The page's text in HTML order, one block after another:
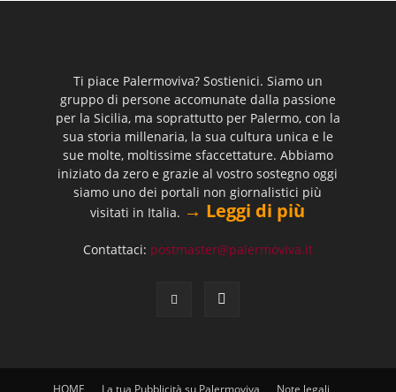
Ti piace Palermoviva? Sostienici. Siamo un
gruppo di persone accomunate dalla passione
per la Sicilia, ma soprattutto per Palermo, con la
sua storia millenaria, la sua cultura unica e le
sue molte, moltissime sfaccettature. Abbiamo
iniziato da zero e grazie al vostro sostegno oggi
siamo uno dei portali non giornalistici più
visitati in Italia. → Leggi di più
Contattaci: postmaster@palermoviva.it
HOME La tua Pubblicità su Palermoviva Note legali